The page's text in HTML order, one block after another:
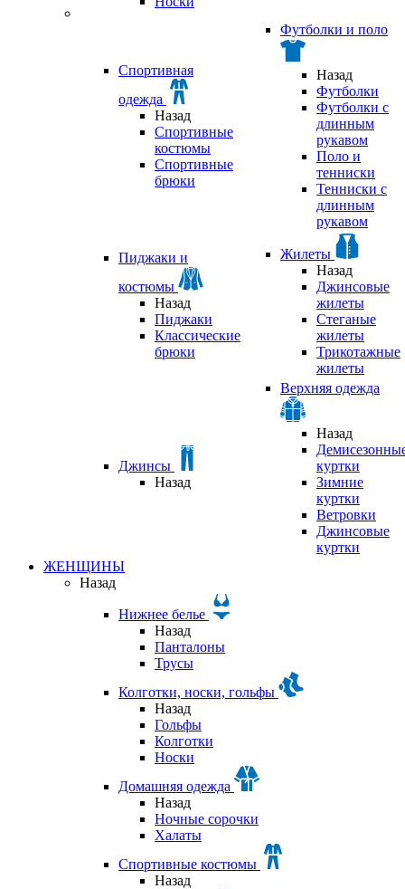
Спортивная
одежда
Назад
Спортивные
костюмы
Спортивные
брюки
Футболки и поло
Назад
Футболки
Футболки с
длинным
рукавом
Поло и
тенниски
Тенниски с
длинным
рукавом
Пиджаки и
костюмы
Назад
Пиджаки
Классические
брюки
Жилеты
Назад
Джинсовые
жилеты
Стеганые
жилеты
Трикотажные
жилеты
Джинсы
Назад
Верхняя одежда
Назад
куртки
Зимние
куртки
Ветровки
Джинсовые
куртки
ЖЕНЩИНЫ
Назад
Нижнее белье
Назад
Панталоны
Трусы
Колготки, носки, гольфы
Назад
Гольфы
Колготки
Носки
Домашняя одежда
Назад
Ночные сорочки
Халаты
Спортивные костюмы
Назад